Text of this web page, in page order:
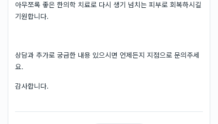
아무쪼록 좋은 한의학 치료로 다시 생기 넘치는 피부로 회복하시길
기원합니다.
상담과 추가로 궁금한 내용 있으시면 언제든지 지점으로 문의주세
요.
감사합니다.